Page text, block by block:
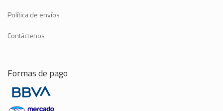
Política de envíos
Contáctenos
Formas de pago